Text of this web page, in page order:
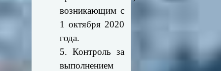
возникающим с
1 октября 2020
года.
5. Контроль за
выполнением